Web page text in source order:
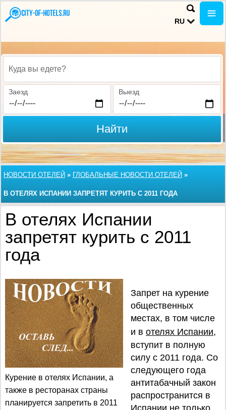
RU
Куда вы едете?
Заезд Выезд
Найти
НОВОСТИ ОТЕЛЕЙ » ГЛОБАЛЬНЫЕ НОВОСТИ ОТЕЛЕЙ »
В ОТЕЛЯХ ИСПАНИИ ЗАПРЕТЯТ КУРИТЬ С 2011 ГОДА
В отелях Испании
запретят курить с 2011
года
Курение в отелях Испании, а
также в ресторанах страны
планируется запретить в 2011
Запрет на курение
общественных
местах, в том числе
и в отелях Испании,
вступит в полную
силу с 2011 года. Со
следующего года
антитабачный закон
распространится в
Испании не только